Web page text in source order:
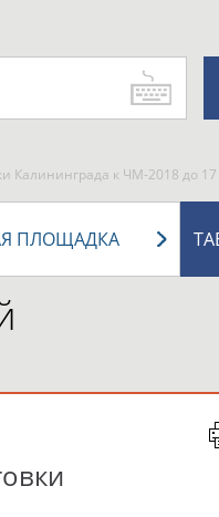
Калининграда к ЧМ-2018 до 17
ПЛОЩАДКА